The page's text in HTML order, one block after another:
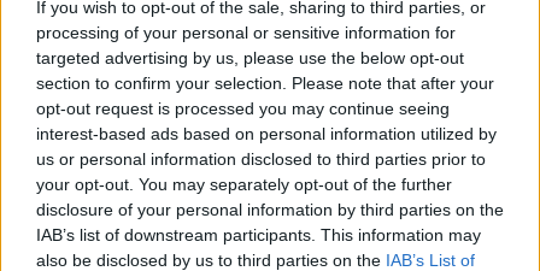
If you wish to opt-out of the sale, sharing to third parties, or
processing of your personal or sensitive information for
targeted advertising by us, please use the below opt-out
section to confirm your selection. Please note that after your
opt-out request is processed you may continue seeing
interest-based ads based on personal information utilized by
us or personal information disclosed to third parties prior to
your opt-out. You may separately opt-out of the further
disclosure of your personal information by third parties on the
IAB’s list of downstream participants. This information may
also be disclosed by us to third parties on the IAB’s List of